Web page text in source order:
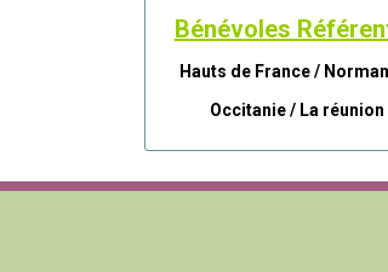
Bénévoles
Hauts de France /
Occitanie / La réunion